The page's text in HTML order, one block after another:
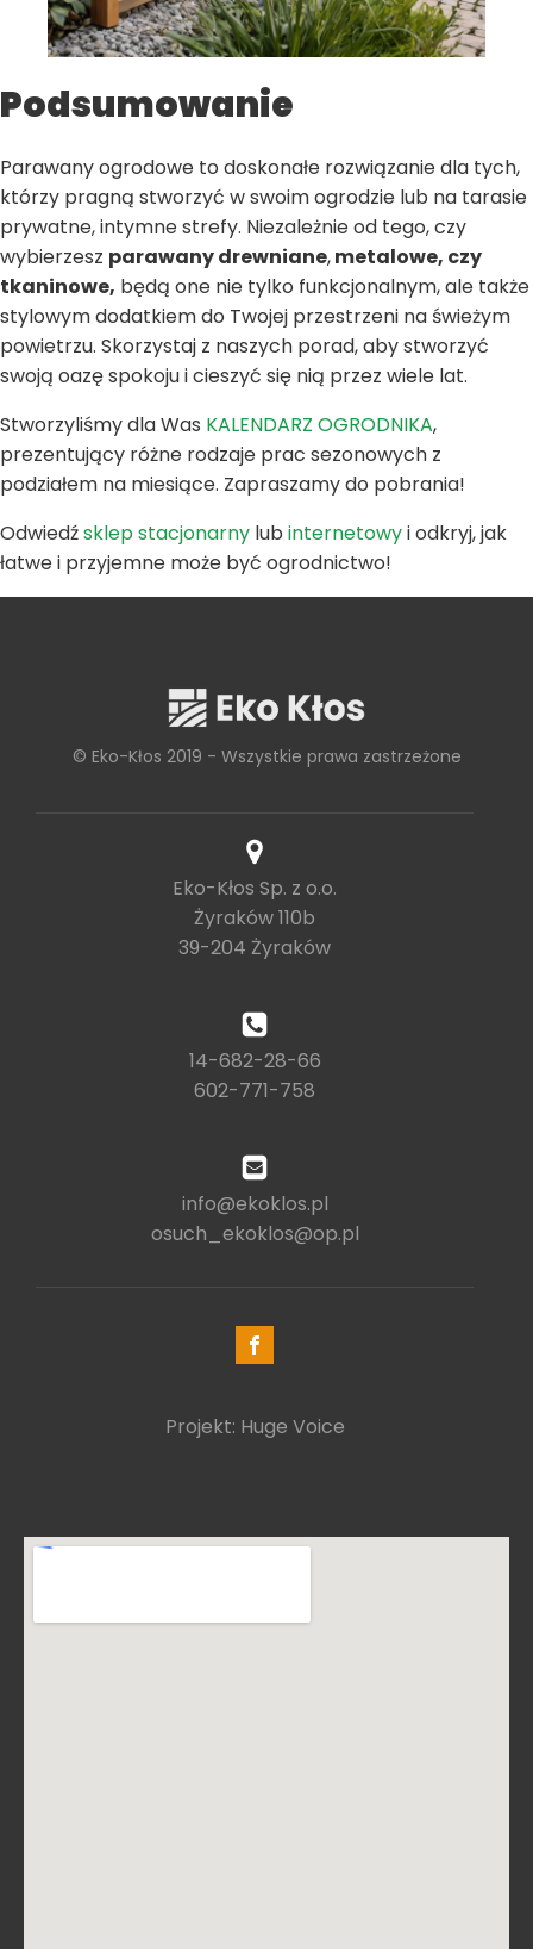
Podsumowanie
Parawany ogrodowe to doskonałe rozwiązanie dla tych,
którzy pragną stworzyć w swoim ogrodzie lub na tarasie
prywatne, intymne strefy. Niezależnie od tego, czy
wybierzesz parawany drewniane,metalowe, czy
tkaninowe, będą one nie tylko funkcjonalnym, ale także
stylowym dodatkiem do Twojej przestrzeni na świeżym
powietrzu. Skorzystaj z naszych porad, aby stworzyć
swoją oazę spokoju i cieszyć się nią przez wiele lat.
Stworzyliśmy dla Was KALENDARZ OGRODNIKA,
prezentujący różne rodzaje prac sezonowych z
podziałem na miesiące. Zapraszamy do pobrania!
Odwiedźsklep stacjonarny lub internetowyi odkryj, jak
łatwe i przyjemne może być ogrodnictwo!
© Eko-Kłos 2019 - Wszystkie prawa zastrzeżone
Eko-Kłos Sp. z o.o.
Żyraków 110b
39-204 Żyraków
14-682-28-66
602-771-758
info@ekoklos.pl
osuch_ekoklos@op.pl
Projekt: Huge Voice